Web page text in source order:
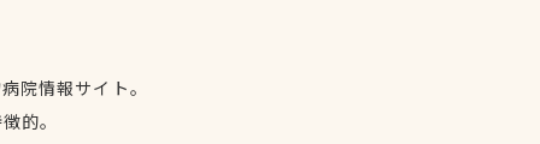
院情報サイト。
的。